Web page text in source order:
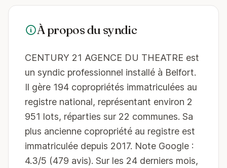
À propos du syndic
CENTURY 21 AGENCE DU THEATRE est
un syndic professionnel installé à Belfort.
Il gère 194 copropriétés immatriculées au
registre national, représentant environ 2
951 lots, réparties sur 22 communes. Sa
plus ancienne copropriété au registre est
immatriculée depuis 2017. Note Google :
4.3/5 (479 avis). Sur les 24 derniers mois,